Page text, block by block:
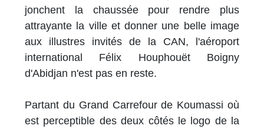
jonchent la chaussée pour rendre plus
attrayante la ville et donner une belle image
aux illustres invités de la CAN, l'aéroport
international Félix Houphouët Boigny
d'Abidjan n'est pas en reste.
Partant du Grand Carrefour de Koumassi où
est perceptible des deux côtés le logo de la